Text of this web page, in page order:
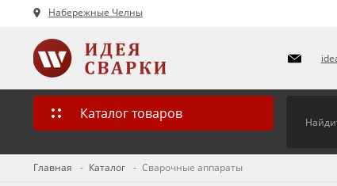
Набережные Челны
Каталог товаров
Главная Каталог Сварочные аппараты